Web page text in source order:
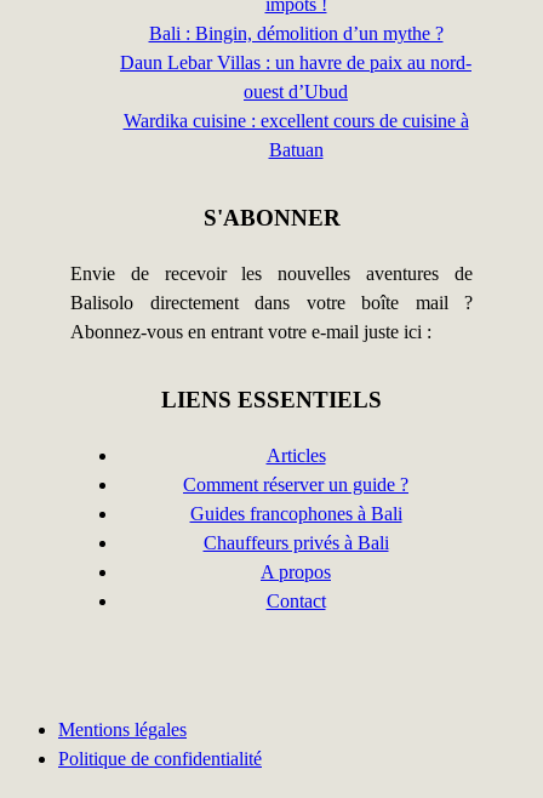
impôts !
Bali : Bingin, démolition d’un mythe ?
Daun Lebar Villas : un havre de paix au nord-
ouest d’Ubud
Wardika cuisine : excellent cours de cuisine à
Batuan
S'ABONNER
Envie de recevoir les nouvelles aventures de
Balisolo directement dans votre boîte mail ?
Abonnez-vous en entrant votre e-mail juste ici :
LIENS ESSENTIELS
Articles
Comment réserver un guide ?
Guides francophones à Bali
Chauffeurs privés à Bali
A propos
Contact
Mentions légales
Politique de confidentialité